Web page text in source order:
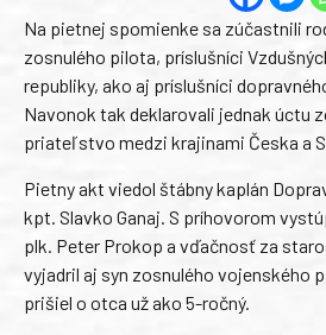
Na pietnej spomienke sa zúčastnili
zosnulého pilota, príslušníci
republiky, ako aj príslušníci
Navonok tak deklarovali jednak úctu
priateľstvo medzi krajinami Česka a
Pietny akt viedol štábny kaplán
kpt. Slavko Ganaj. S príhovorom
plk. Peter Prokop a vďačnosť za
vyjadril aj syn zosnulého vojenského
prišiel o otca už ako 5-ročný.